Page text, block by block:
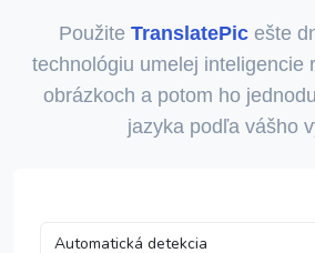
Použite TranslatePic ešte
technológiu umelej inteligencie
obrázkoch a potom ho
jazyka podľa vášho